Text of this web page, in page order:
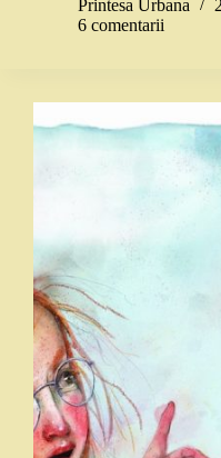
Printesa Urbana
6 comentarii